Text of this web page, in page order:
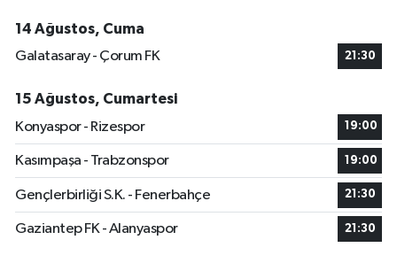
14 Ağustos, Cuma
Galatasaray - Çorum FK
21:30
15 Ağustos, Cumartesi
Konyaspor - Rizespor
19:00
Kasımpaşa - Trabzonspor 19:00
Gençlerbirliği S.K. - Fenerbahçe 21:30
Gaziantep FK - Alanyaspor 21:30